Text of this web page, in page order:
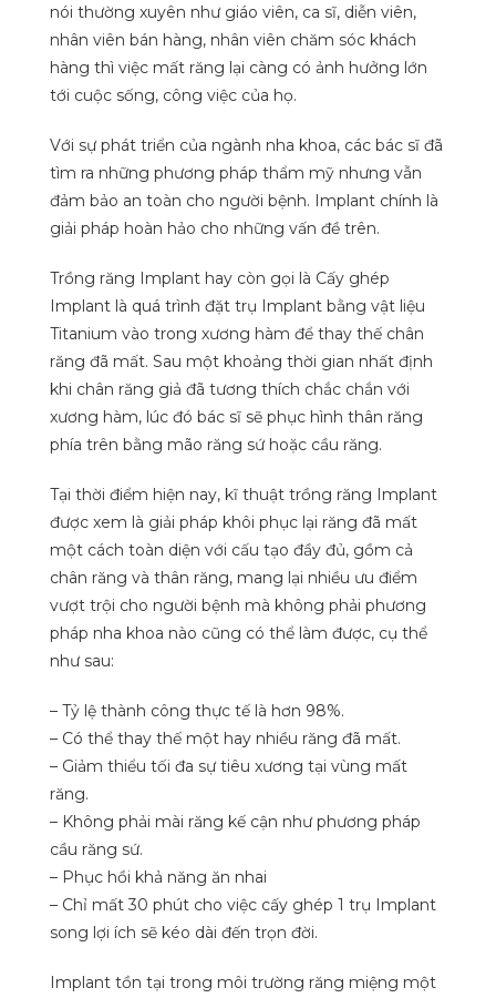
nói thường xuyên như giáo viên, ca sĩ, diễn viên,
nhân viên bán hàng, nhân viên chăm sóc khách
hàng thì việc mất răng lại càng có ảnh hưởng lớn
tới cuộc sống, công việc của họ.
Với sự phát triển của ngành nha khoa, các bác sĩ đã
tìm ra những phương pháp thẩm mỹ nhưng vẫn
đảm bảo an toàn cho người bệnh. Implant chính là
giải pháp hoàn hảo cho những vấn đề trên.
Trồng răng Implant hay còn gọi là Cấy ghép
Implant là quá trình đặt trụ Implant bằng vật liệu
Titanium vào trong xương hàm để thay thế chân
răng đã mất. Sau một khoảng thời gian nhất định
khi chân răng giả đã tương thích chắc chắn với
xương hàm, lúc đó bác sĩ sẽ phục hình thân răng
phía trên bằng mão răng sứ hoặc cầu răng.
Tại thời điểm hiện nay, kĩ thuật trồng răng Implant
được xem là giải pháp khôi phục lại răng đã mất
một cách toàn diện với cấu tạo đầy đủ, gồm cả
chân răng và thân răng, mang lại nhiều ưu điểm
vượt trội cho người bệnh mà không phải phương
pháp nha khoa nào cũng có thể làm được, cụ thể
như sau:
– Tỷ lệ thành công thực tế là hơn 98%.
– Có thể thay thế một hay nhiều răng đã mất.
– Giảm thiểu tối đa sự tiêu xương tại vùng mất
răng.
– Không phải mài răng kế cận như phương pháp
cầu răng sứ.
– Phục hồi khả năng ăn nhai
– Chỉ mất 30 phút cho việc cấy ghép 1 trụ Implant
song lợi ích sẽ kéo dài đến trọn đời.
Implant tồn tại trong môi trường răng miệng một